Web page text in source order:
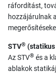
ráfordítást,
hozzájárulnak
STV® (statikus
Az STV® és a
ablakok